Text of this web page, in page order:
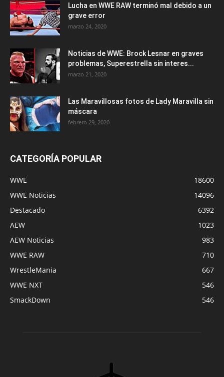
Lucha en WWE RAW terminó mal debido a un
grave error
marzo 24, 2020
Noticias de WWE: Brock Lesnar en graves
problemas, Superestrella sin interes...
marzo 21, 2020
Las Maravillosas fotos de Lady Maravilla sin
máscara
febrero 29, 2020
CATEGORÍA POPULAR
WWE
18600
WWE Noticias
14096
Destacado
6392
AEW
1023
AEW Noticias
983
WWE RAW
710
WrestleMania
667
WWE NXT
546
SmackDown
546